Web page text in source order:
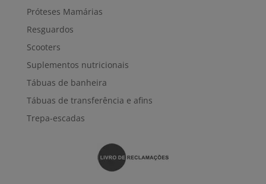
Próteses Mamárias
Resguardos
Scooters
Suplementos nutricionais
Tábuas de banheira
Tábuas de transferência e afins
Trepa-escadas